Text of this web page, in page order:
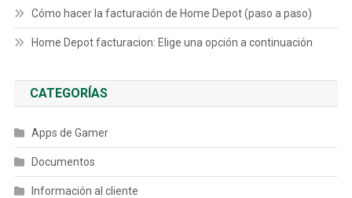
Cómo hacer la facturación de Home Depot (paso a paso)
Home Depot facturacion: Elige una opción a continuación
CATEGORÍAS
Apps de Gamer
Documentos
Información al cliente